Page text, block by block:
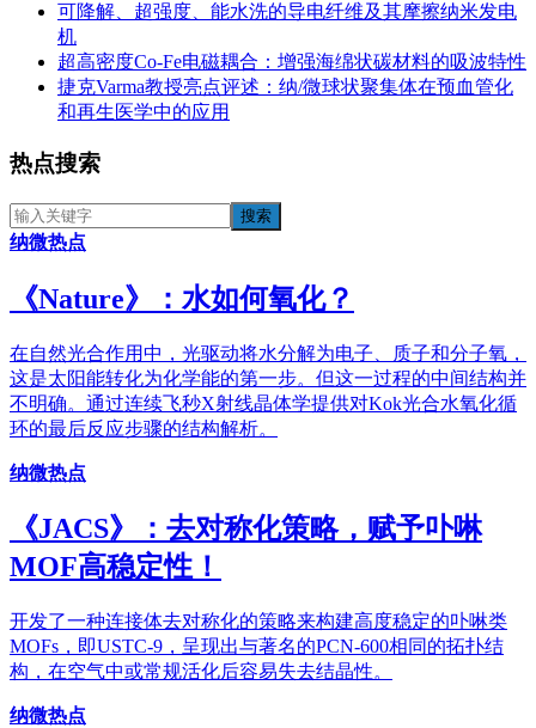
可降解、超强度、能水洗的导电纤维及其摩擦纳米发电
机
超高密度Co-Fe电磁耦合：增强海绵状碳材料的吸波特性
捷克Varma教授亮点评述：纳/微球状聚集体在预血管化
和再生医学中的应用
热点搜索
纳微热点
《​Nature》：水如何氧化？
在自然光合作用中，光驱动将水分解为电子、质子和分子氧，
这是太阳能转化为化学能的第一步。但这一过程的中间结构并
不明确。通过连续飞秒X射线晶体学提供对Kok光合水氧化循
环的最后反应步骤的结构解析。
纳微热点
《JACS》：去对称化策略，赋予卟啉
MOF高稳定性！
开发了一种连接体去对称化的策略来构建高度稳定的卟啉类
MOFs，即USTC-9，呈现出与著名的PCN-600相同的拓扑结
构，在空气中或常规活化后容易失去结晶性。
纳微热点